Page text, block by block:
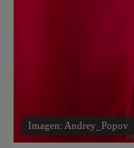
Imagen: Andrey_Popov